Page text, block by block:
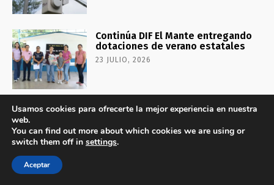
Continúa DIF El Mante entregando
dotaciones de verano estatales
23 JULIO, 2026
No te lo puedes perder
Usamos cookies para ofrecerte la mejor experiencia en nuestra
web.
You can find out more about which cookies we are using or
switch them off in settings.
Aceptar